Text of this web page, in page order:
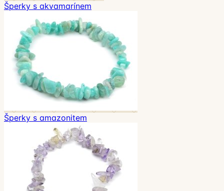
Šperky s akvamarínem
Šperky s amazonitem